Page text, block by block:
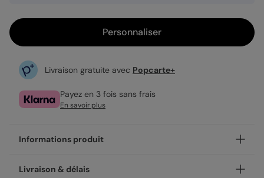
Personnaliser
Livraison gratuite avec Popcarte+
Payez en 3 fois sans frais
En savoir plus
Informations produit
Personnalisez votre carte annonce grossesse Frère,
Livraison & délais